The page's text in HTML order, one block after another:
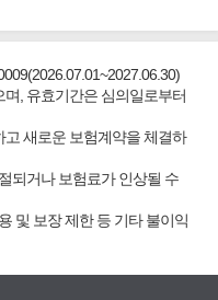
, 유효기간은 심의일로부터
새로운 보험계약을 체결하
되거나 보험료가 인상될 수
및 보장 제한 등 기타 불이익